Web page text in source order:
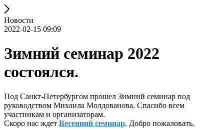
Новости
2022-02-15 09:09
Зимний семинар 2022
состоялся.
Под Санкт-Петербургом прошел Зимний семинар под
руководством Михаила Молдованова. Спасибо всем
участникам и организаторам.
Скоро нас ждет Весенний семинар. Добро пожаловать.